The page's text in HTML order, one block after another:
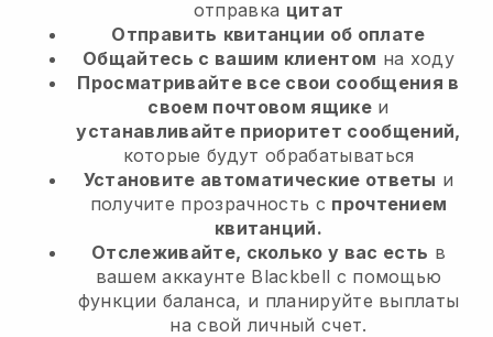
отправка цитат
Отправить квитанции об оплате
Общайтесь с вашим клиентом на ходу
Просматривайте все свои сообщения в
своем почтовом ящикеи
устанавливайте приоритет сообщений,
которые будут обрабатываться
Установите автоматические ответы и
получите прозрачность с прочтением
квитанций.
Отслеживайте, сколько у вас есть в
вашем аккаунте Blackbell с помощью
функции баланса, и планируйте выплаты
на свой личный счет.